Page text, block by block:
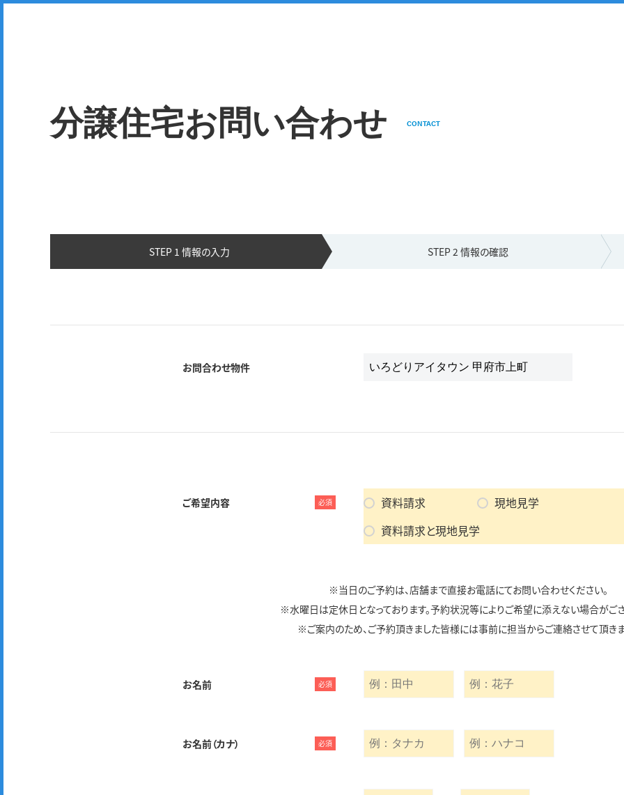
分譲住宅お問い合わせ CONTACT
STEP 1 情報の入力 STEP 2 情報の確認
お問合わせ物件
ご希望内容 必須 資料請求
現地見学
資料請求と現地見学
※当日のご予約は、店舗まで直接お電話にてお問い合わせください。
※水曜日は定休日となっております。予約状況等によりご希望に添えない場合がござ
※ご案内のため、ご予約頂きました皆様には事前に担当からご連絡させて頂きま
お名前 必須
お名前（カナ） 必須